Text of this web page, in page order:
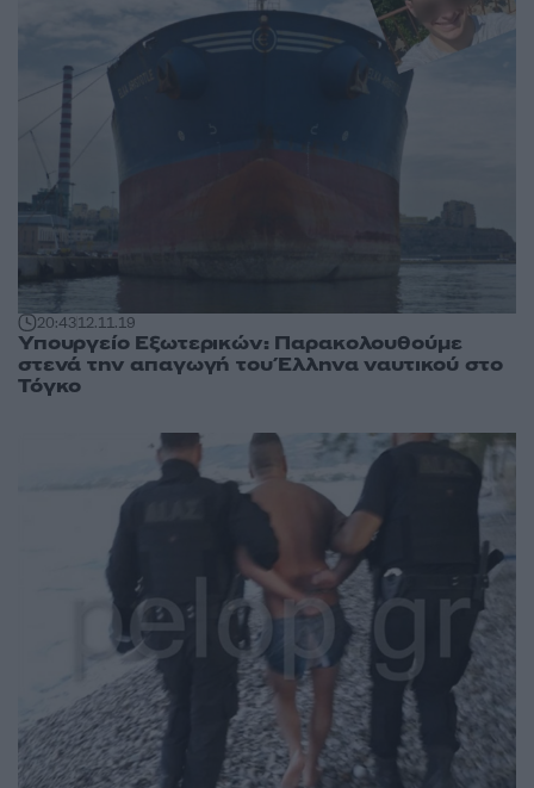
20:4312.11.19
Υπουργείο Εξωτερικών: Παρακολουθούμε
στενά την απαγωγή του Έλληνα ναυτικού στο
Τόγκο